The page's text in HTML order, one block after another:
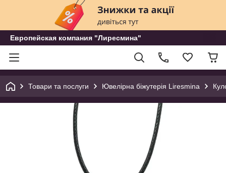
Европейская компания "Лиресмина"
Товари та послуги Ювелірна біжутерія Liresmina